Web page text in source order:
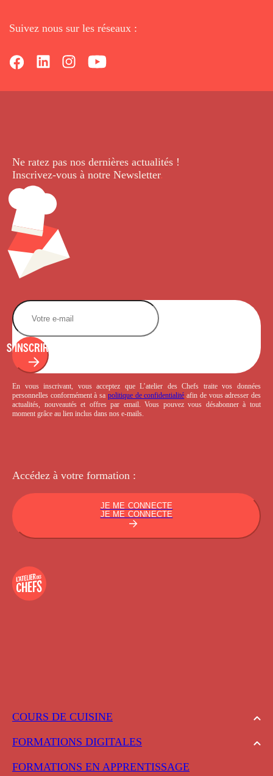
Suivez nous sur les réseaux :
COURS DE CUISINE
FORMATIONS DIGITALES
FORMATIONS EN APPRENTISSAGE
Ne ratez pas nos dernières actualités !
Inscrivez-vous à notre Newsletter.
S'INSCRIRE
En vous inscrivant, vous acceptez que L’atelier des Chefs traite vos données
personnelles conformément à sa politique de confidentialité afin de vous adresser des
actualités, nouveautés et offres par email. Vous pouvez vous désabonner à tout
moment grâce au lien inclus dans nos e-mails.
Accédez à votre formation :
JE ME CONNECTE
JE ME CONNECTE